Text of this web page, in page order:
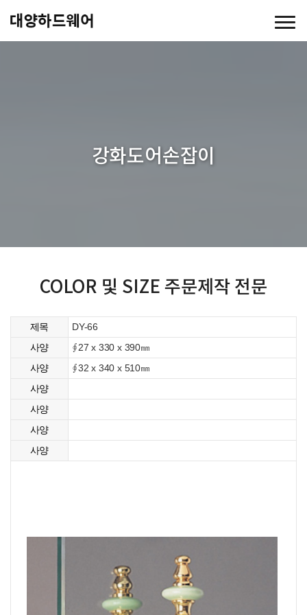
강화도어손잡이
COLOR 및 SIZE 주문제작 전문
제목 DY-66
사양 ∮27 x 330 x 390㎜
사양 ∮32 x 340 x 510㎜
사양
사양
사양
사양